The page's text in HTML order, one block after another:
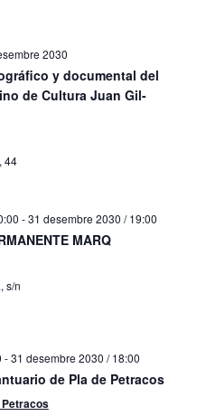
2030
y documental del
de Cultura Juan Gil-
44
-31 desembre 2030 / 19:00
MARQ
s/n
-31 desembre 2030 / 18:00
de Pla de Petracos